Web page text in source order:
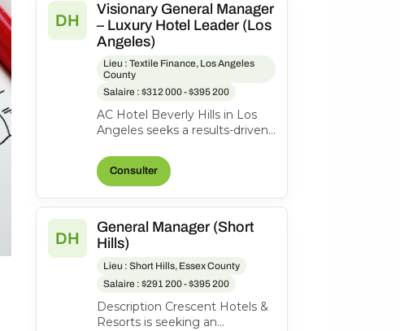
DH
Visionary General Manager
– Luxury Hotel Leader (Los
Angeles)
Lieu : Textile Finance, Los Angeles
County
Salaire : $312 000 - $395 200
AC Hotel Beverly Hills in Los
Angeles seeks a results-driven
200-room lifestyle hotel and...
Consulter
DH
General Manager (Short
Hills)
Lieu : Short Hills, Essex County
Salaire : $291 200 - $395 200
Description Crescent Hotels &
Resorts is seeking an